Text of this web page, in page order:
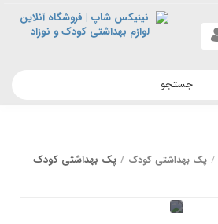
پک بهداشتی کودک
پک بهداشتی کودک